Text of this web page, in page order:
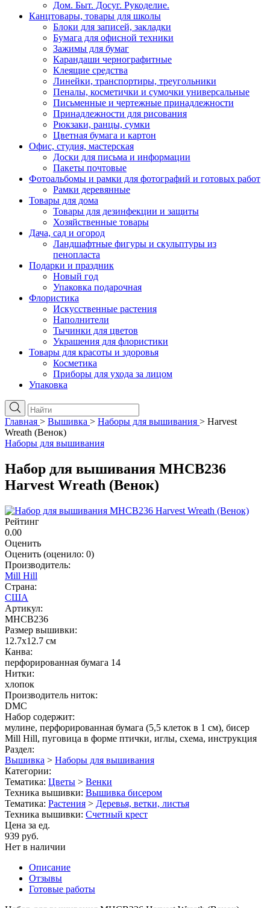
Дом. Быт. Досуг. Рукоделие.
Канцтовары, товары для школы
Блоки для записей, закладки
Бумага для офисной техники
Зажимы для бумаг
Карандаши чернографитные
Клеящие средства
Линейки, транспортиры, треугольники
Пеналы, косметички и сумочки универсальные
Письменные и чертежные принадлежности
Принадлежности для рисования
Рюкзаки, ранцы, сумки
Цветная бумага и картон
Офис, студия, мастерская
Доски для письма и информации
Пакеты почтовые
Фотоальбомы и рамки для фотографий и готовых работ
Рамки деревянные
Товары для дома
Товары для дезинфекции и защиты
Хозяйственные товары
Дача, сад и огород
Ландшафтные фигуры и скульптуры из
пенопласта
Подарки и праздник
Новый год
Упаковка подарочная
Флористика
Искусственные растения
Наполнители
Тычинки для цветов
Украшения для флористики
Товары для красоты и здоровья
Косметика
Приборы для ухода за лицом
Упаковка
Главная > Вышивка > Наборы для вышивания > Harvest
Wreath (Венок)
Наборы для вышивания
Набор для вышивания MHCB236
Harvest Wreath (Венок)
Рейтинг
0.00
Оценить
Оценить (оценило: 0)
Производитель:
Mill Hill
Страна:
США
Артикул:
MHCB236
Размер вышивки:
12.7x12.7 см
Канва:
перфорированная бумага 14
Нитки:
хлопок
Производитель ниток:
DMC
Набор содержит:
мулине, перфорированная бумага (5,5 клеток в 1 см), бисер
Mill Hill, пуговица в форме птички, иглы, схема, инструкция
Раздел:
Вышивка > Наборы для вышивания
Категории:
Тематика: Цветы > Венки
Техника вышивки: Вышивка бисером
Тематика: Растения > Деревья, ветки, листья
Техника вышивки: Счетный крест
Цена за ед.
939 руб.
Нет в наличии
Описание
Отзывы
Готовые работы